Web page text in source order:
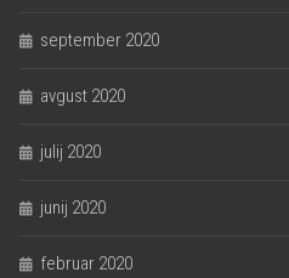
september 2020
avgust 2020
julij 2020
junij 2020
februar 2020